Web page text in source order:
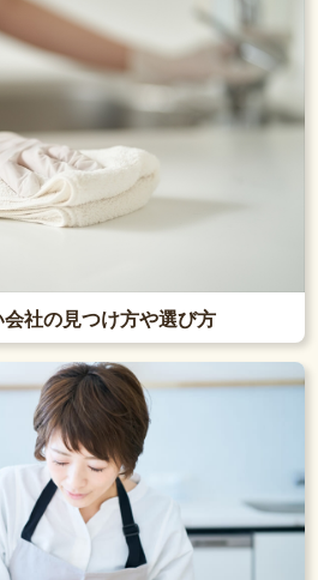
社の見つけ方や選び方